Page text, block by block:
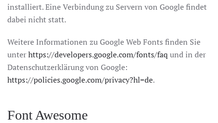
installiert. Eine Verbindung zu Servern von Google findet
dabei nicht statt.
Weitere Informationen zu Google Web Fonts finden Sie
unterhttps://developers.google.com/fonts/faq und in der
Datenschutzerklärung von Google:
https://policies.google.com/privacy?hl=de.
Font Awesome